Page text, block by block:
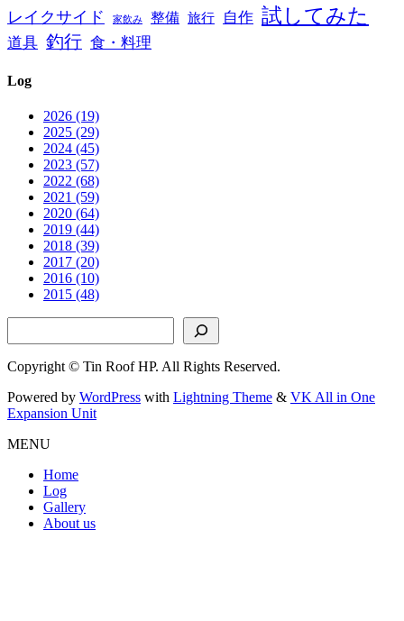
レイクサイド
家飲み 整備 旅行 自作 試してみた
道具 釣行 食・料理
Log
2026 (19)
2025 (29)
2024 (45)
2023 (57)
2022 (68)
2021 (59)
2020 (64)
2019 (44)
2018 (39)
2017 (20)
2016 (10)
2015 (48)
Copyright © Tin Roof HP. All Rights Reserved.
Powered by WordPress with Lightning Theme & VK All in One
Expansion Unit
MENU
Home
Log
Gallery
About us